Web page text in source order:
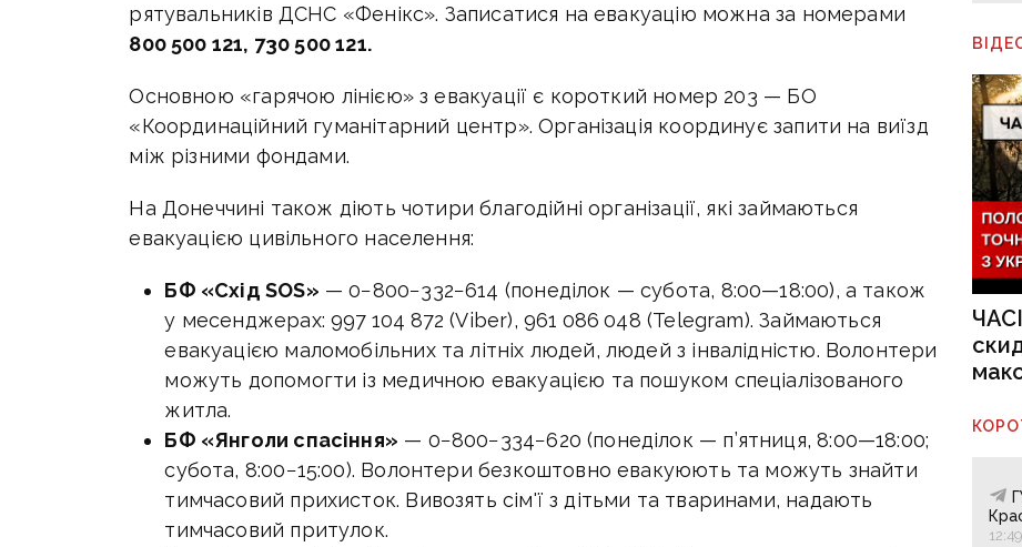
рятувальників ДСНС «Фенікс». Записатися на евакуацію можна за номерами
800 500 121, 730 500 121.
Основною «гарячою лінією» з евакуації є короткий номер 203 — БО
«Координаційний гуманітарний центр». Організація координує запити на виїзд
між різними фондами.
На Донеччині також діють чотири благодійні організації, які займаються
евакуацією цивільного населення:
БФ «Схід SOS» — 0−800−332−614 (понеділок — субота, 8:00—18:00), а також
у месенджерах: 997 104 872 (Viber), 961 086 048 (Telegram). Займаються
евакуацією маломобільних та літніх людей, людей з інвалідністю. Волонтери
можуть допомогти із медичною евакуацією та пошуком спеціалізованого
житла.
БФ «Янголи спасіння» — 0−800−334−620 (понеділок — п’ятниця,8:00—18:00;
субота, 8:00−15:00). Волонтери безкоштовно евакуюють та можуть знайти
тимчасовий прихисток. Вивозять сім'ї з дітьми та тваринами, надають
тимчасовий притулок.
12:49